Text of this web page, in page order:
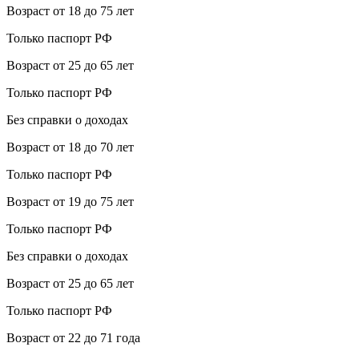
Возраст от 18 до 75 лет
Только паспорт РФ
Возраст от 25 до 65 лет
Только паспорт РФ
Без справки о доходах
Возраст от 18 до 70 лет
Только паспорт РФ
Возраст от 19 до 75 лет
Только паспорт РФ
Без справки о доходах
Возраст от 25 до 65 лет
Только паспорт РФ
Возраст от 22 до 71 года